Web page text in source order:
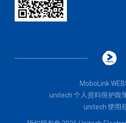
MoboLink
unitech 个人资料保护政
unitech 使用